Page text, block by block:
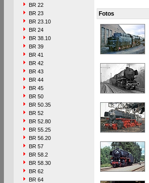
BR 22
BR 23
BR 23.10
BR 24
BR 38.10
BR 39
BR 41
BR 42
BR 43
BR 44
BR 45
BR 50
BR 50.35
BR 52
BR 52.80
BR 55.25
BR 56.20
BR 57
BR 58.2
BR 58.30
BR 62
BR 64
Fotos